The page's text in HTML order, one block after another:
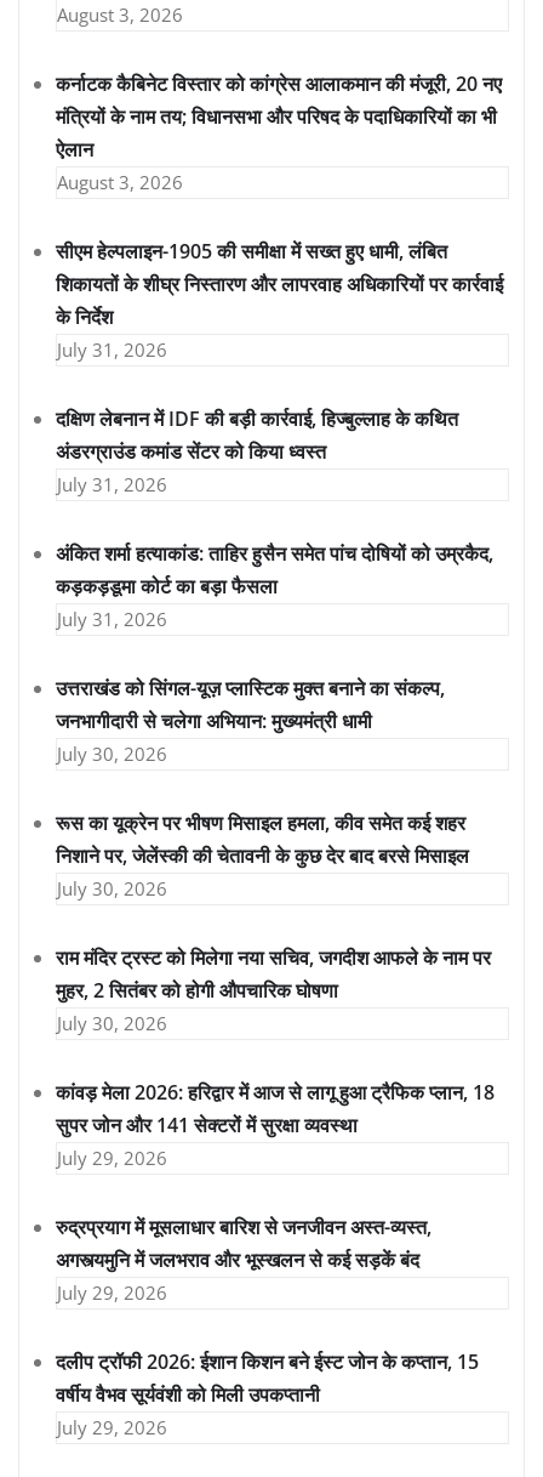
August 3, 2026
कर्नाटक कैबिनेट विस्तार को कांग्रेस आलाकमान की मंजूरी, 20 नए
मंत्रियों के नाम तय; विधानसभा और परिषद के पदाधिकारियों का भी
ऐलान
August 3, 2026
सीएम हेल्पलाइन-1905 की समीक्षा में सख्त हुए धामी, लंबित
शिकायतों के शीघ्र निस्तारण और लापरवाह अधिकारियों पर कार्रवाई
के निर्देश
July 31, 2026
दक्षिण लेबनान में IDF की बड़ी कार्रवाई, हिज्बुल्लाह के कथित
अंडरग्राउंड कमांड सेंटर को किया ध्वस्त
July 31, 2026
अंकित शर्मा हत्याकांड: ताहिर हुसैन समेत पांच दोषियों को उम्रकैद,
कड़कड़डूमा कोर्ट का बड़ा फैसला
July 31, 2026
उत्तराखंड को सिंगल-यूज़ प्लास्टिक मुक्त बनाने का संकल्प,
जनभागीदारी से चलेगा अभियान: मुख्यमंत्री धामी
July 30, 2026
रूस का यूक्रेन पर भीषण मिसाइल हमला, कीव समेत कई शहर
निशाने पर, जेलेंस्की की चेतावनी के कुछ देर बाद बरसे मिसाइल
July 30, 2026
राम मंदिर ट्रस्ट को मिलेगा नया सचिव, जगदीश आफले के नाम पर
मुहर, 2 सितंबर को होगी औपचारिक घोषणा
July 30, 2026
कांवड़ मेला 2026: हरिद्वार में आज से लागू हुआ ट्रैफिक प्लान, 18
सुपर जोन और 141 सेक्टरों में सुरक्षा व्यवस्था
July 29, 2026
रुद्रप्रयाग में मूसलाधार बारिश से जनजीवन अस्त-व्यस्त,
अगस्त्यमुनि में जलभराव और भूस्खलन से कई सड़कें बंद
July 29, 2026
दलीप ट्रॉफी 2026: ईशान किशन बने ईस्ट जोन के कप्तान, 15
वर्षीय वैभव सूर्यवंशी को मिली उपकप्तानी
July 29, 2026